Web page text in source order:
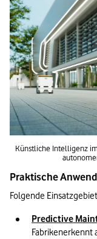
Künstliche Intelligenz
Praktische
Folgende
Predictive
Fabrikenerkennt